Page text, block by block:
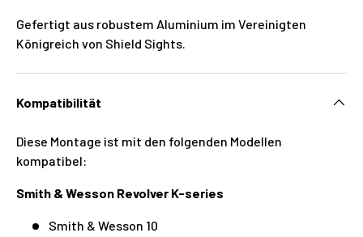
Gefertigt aus robustem Aluminium im Vereinigten
Königreich von Shield Sights.
Kompatibilität
Diese Montage ist mit den folgenden Modellen
kompatibel:
Smith & Wesson Revolver K-series
Smith & Wesson 10